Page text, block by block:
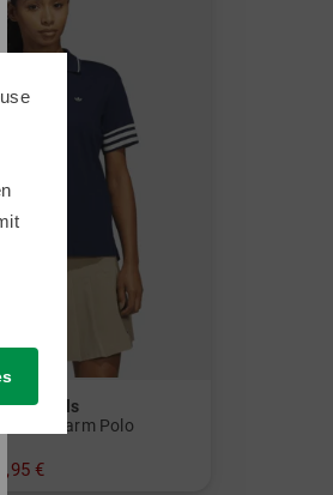
Originals
Sld Halbarm Polo
€